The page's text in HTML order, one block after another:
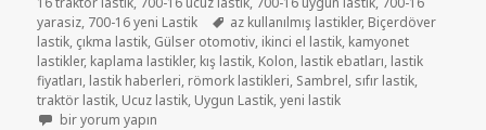
yarasiz, 700-16 yeni Lastik Etiketler
az kullanılmış lastikler, Biçerdöver
lastik, çıkma lastik, Gülser otomotiv, ikinci el lastik, kamyonet
lastikler, kaplama lastikler, kış lastik, Kolon, lastik ebatları, lastik
fiyatları, lastik haberleri, römork lastikleri, Sambrel, sıfır lastik,
traktör lastik, Ucuz lastik, Uygun Lastik,yeni lastik
SATILIK 700-16 İKİNCİ EL ÇIKMA RÖMORK LASTİKLER için
bir yorum yapın